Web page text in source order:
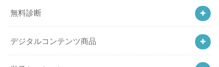
無料診断
デジタルコンテンツ商品